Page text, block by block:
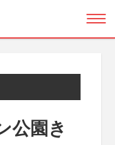
公園き